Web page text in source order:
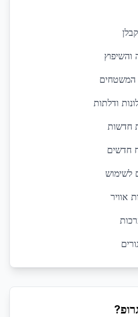
והשיפוץ
המשטחים
ודלתות
חדשות
חדשים
לשימוש
אוויר